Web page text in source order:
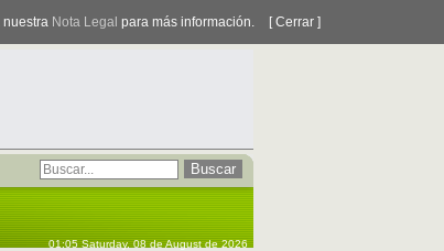
nuestra Nota Legal para más información. [ Cerrar ]
01:05 Saturday, 08 de August de 2026